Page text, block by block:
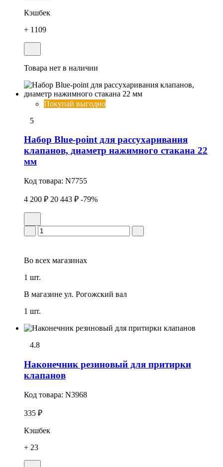
Кэшбек
+ 1109
Товара нет в наличии
Покупай выгодно
5
Набор Blue-point для рассухаpивания
клапанов, диаметр нажимного стакана 22
мм
Код товара: N7755
4 200 ₽ 20 443 ₽ -79%
Во всех магазинах
1 шт.
В магазине ул. Рогожский вал
1 шт.
4.8
Наконечник резиновый для притирки
клапанов
Код товара: N3968
335 ₽
Кэшбек
+ 23